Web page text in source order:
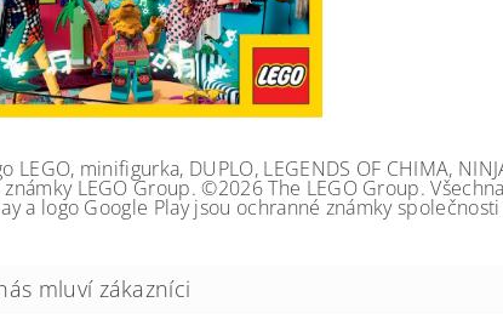
LEGO, minifigurka, DUPLO, LEGENDS OF CHIMA,
LEGO Group. ©2026 The LEGO Group.
a logo Google Play jsou ochranné známky